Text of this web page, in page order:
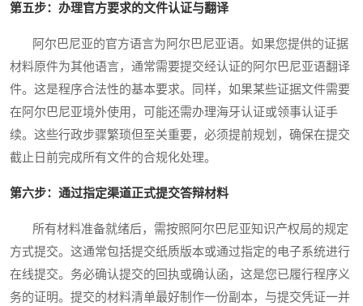
第五步：办理官方要求的文件认证与翻译
阿尔巴尼亚的官方语言为阿尔巴尼亚语。如果您提供的证据
材料原件为其他语言，通常需要提交经认证的阿尔巴尼亚语翻译
件。这是程序合法性的基本要求。同样，如果某些证据文件需要
在阿尔巴尼亚境外使用，可能还需办理海牙认证或领事认证手
续。这些行政步骤繁琐但至关重要，必须提前规划，确保在提交
截止日前完成所有文件的合规化处理。
第六步：通过指定渠道正式提交答辩材料
所有材料准备就绪后，需按照阿尔巴尼亚知识产权局的规定
方式提交。这通常包括提交纸质版本或通过指定的电子系统进行
在线提交。务必确认提交的回执或确认函，这是您已履行程序义
务的证明。提交的材料清单最好制作一份副本，与提交凭证一并